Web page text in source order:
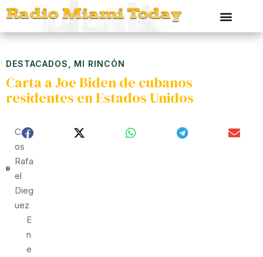
DESTACADOS MI RINCÓN
Carta a Joe Biden de cubanos
residentes en Estados Unidos
Carl
Os
Rafa
El
Dieg
Uez
E
N
E